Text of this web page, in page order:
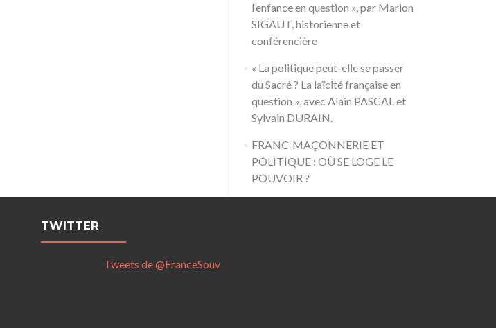
l’enfance en question », par Marion
SIGAUT, historienne et
conférencière
« La politique peut-elle se passer
du Sacré ? La laïcité française en
question », avec Alain PASCAL et
Sylvain DURAIN.
FRANC-MAÇONNERIE ET
POLITIQUE : OÙ SE LOGE LE
POUVOIR ?
TWITTER
Tweets de @FranceSouv